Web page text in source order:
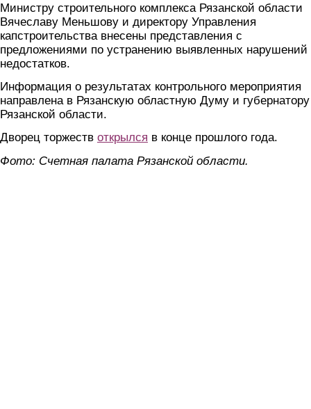
Министру строительного комплекса Рязанской области
Вячеславу Меньшову и директору Управления
капстроительства внесены представления с
предложениями по устранению выявленных нарушений
недостатков.
Информация о результатах контрольного мероприятия
направлена в Рязанскую областную Думу и губернатору
Рязанской области.
Дворец торжеств открылся в конце прошлого года.
Фото: Счетная палата Рязанской области.